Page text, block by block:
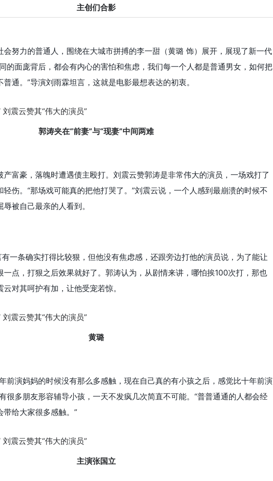
主创们合影
会努力的普通人，围绕在大城市拼搏的李一甜（黄璐 饰）展开，展现了新一代
的面庞背后，都会有内心的害怕和焦虑，我们每一个人都是普通男女，如何把
通。”导演刘雨霖坦言，这就是电影最想表达的初衷。
郭涛夹在“前妻”与“现妻”中间两难
产富豪，落魄时遭遇债主殴打。刘震云赞郭涛是非常伟大的演员，一场戏打了
伤。“那场戏可能真的把他打哭了。”刘震云说，一个人感到最崩溃的时候不
被自己最亲的人看到。
有一条确实打得比较狠，但他没有焦虑感，还跟旁边打他的演员说，为了能让
一点，打狠之后效果就好了。郭涛认为，从剧情来讲，哪怕挨100次打，那也
对其呵护有加，让他受宠若惊。
黄璐
前演妈妈的时候没有那么多感触，现在自己真的有小孩之后，感觉比十年前演
很多朋友形容辅导小孩，一天不发疯几次简直不可能。“普普通通的人都会经
带给大家很多感触。”
主演张国立